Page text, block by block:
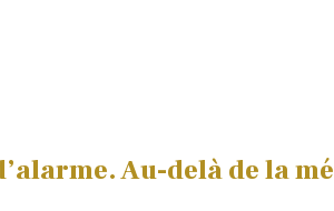
Au-delà de la